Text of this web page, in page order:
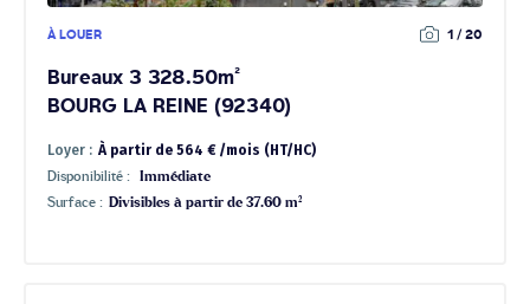
À LOUER 1 / 20
Bureaux 3 328.50m²
BOURG LA REINE (92340)
Loyer : À partir de 564 € /mois (HT/HC)
Disponibilité :
Immédiate
Surface : Divisibles à partir de 37.60 m²